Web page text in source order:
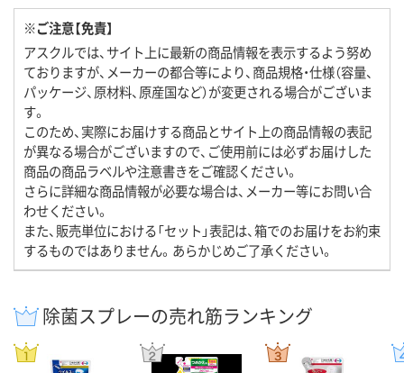
※ご注意【免責】
アスクルでは、サイト上に最新の商品情報を表示するよう努め
ておりますが、メーカーの都合等により、商品規格・仕様（容量、
パッケージ、原材料、原産国など）が変更される場合がございま
す。
このため、実際にお届けする商品とサイト上の商品情報の表記
が異なる場合がございますので、ご使用前には必ずお届けした
商品の商品ラベルや注意書きをご確認ください。
さらに詳細な商品情報が必要な場合は、メーカー等にお問い合
わせください。
また、販売単位における「セット」表記は、箱でのお届けをお約束
するものではありません。あらかじめご了承ください。
除菌スプレーの売れ筋ランキング